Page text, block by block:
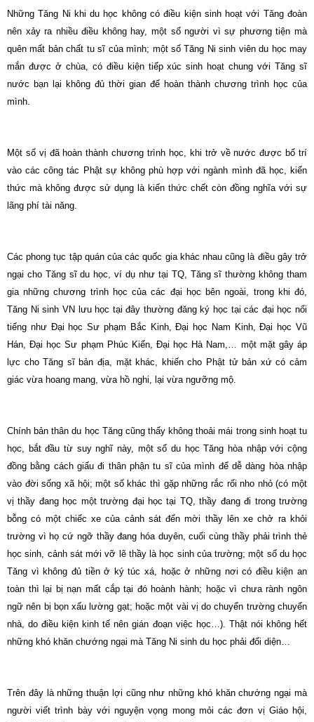
Những Tăng Ni khi du học không có điều kiện sinh hoạt với Tăng đoàn
nên xảy ra nhiều điều không hay, một số người vì sự phương tiện mà
quên mất bản chất tu sĩ của mình; một số Tăng Ni sinh viên du học may
mắn được ở chùa, có điều kiện tiếp xúc sinh hoạt chung với Tăng sĩ
nước bạn lại không đủ thời gian để hoàn thành chương trình học của
mình.
Một số vị đã hoàn thành chương trình học, khi trở về nước được bố trí
vào các công tác Phật sự không phù hợp với ngành mình đã học, kiến
thức mà không được sử dụng là kiến thức chết còn đồng nghĩa với sự
lãng phí tài năng.
Các phong tục tập quán của các quốc gia khác nhau cũng là điều gây trở
ngại cho Tăng sĩ du học, ví dụ như tại TQ, Tăng sĩ thường không tham
gia những chương trình học của các đại học bên ngoài, trong khi đó,
Tăng Ni sinh VN lưu học tại đây thường đăng ký học tại các đại học nổi
tiếng như Đại học Sư phạm Bắc Kinh, Đại học Nam Kinh, Đại học Vũ
Hán, Đại học Sư phạm Phúc Kiến, Đại học Hà Nam,… một mặt gây áp
lực cho Tăng sĩ bản địa, mặt khác, khiến cho Phật tử bản xứ có cảm
giác vừa hoang mang, vừa hồ nghi, lại vừa ngưỡng mộ.
Chính bản thân du học Tăng cũng thấy không thoải mái trong sinh hoạt tu
học, bắt đầu từ suy nghĩ này, một số du học Tăng hòa nhập với cộng
đồng bằng cách giấu đi thân phận tu sĩ của mình để dễ dàng hòa nhập
vào đời sống xã hội; một số khác thì gặp những rắc rối nho nhỏ (có một
vị thầy đang học một trường đại học tại TQ, thầy đang đi trong trường
bỗng có một chiếc xe của cảnh sát đến mời thầy lên xe chở ra khỏi
trường vì họ cứ ngỡ thầy đang hóa duyên, cuối cùng thầy phải trình thẻ
học sinh, cảnh sát mới vỡ lẽ thầy là học sinh của trường; một số du học
Tăng vì không đủ tiền ở ký túc xá, hoặc ở những nơi có điều kiện an
toàn thì lại bị nạn mất cắp tại đó hoành hành; hoặc vì chưa rành ngôn
ngữ nên bị bọn xấu lường gạt; hoặc một vài vị do chuyển trường chuyển
nhà, do điều kiện kinh tế nên gián đoạn việc học…). Thật nói không hết
những khó khăn chướng ngại mà Tăng Ni sinh du học phải đối diện…
Trên đây là những thuận lợi cũng như những khó khăn chướng ngại mà
người viết trình bày với nguyện vọng mong mỏi các đơn vị Giáo hội,